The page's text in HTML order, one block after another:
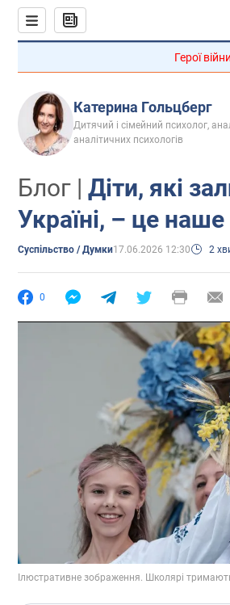
Герої війни
Катерина Гольцберг
Дитячий і сімейний психолог,
аналітичних психологів
Блог | Діти, які
Україні, – це
Суспільство / Думки17.06.2026 12:30 2
0